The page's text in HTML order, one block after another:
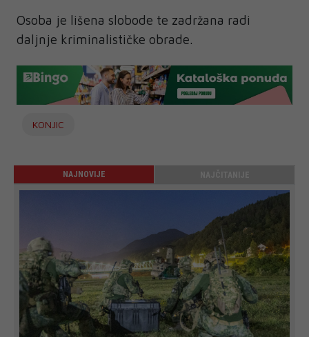
Osoba je lišena slobode te zadržana radi
daljnje kriminalističke obrade.
KONJIC
NAJNOVIJE